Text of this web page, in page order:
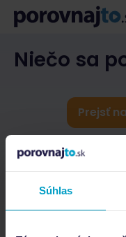
Súhlas
Niečo sa
Prejsť